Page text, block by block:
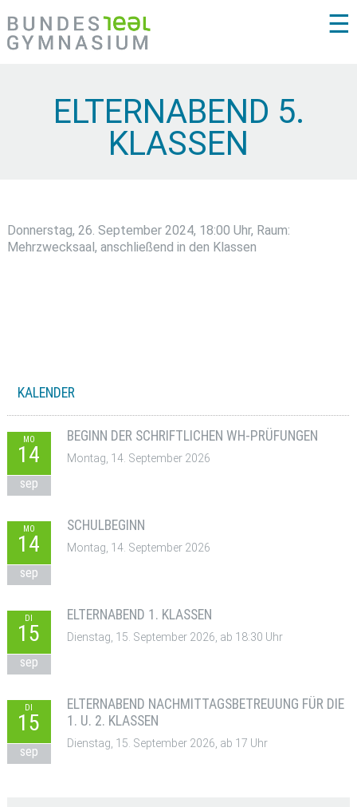
☰
ELTERNABEND 5.
KLASSEN
Donnerstag, 26. September 2024, 18:00 Uhr, Raum:
Mehrzwecksaal, anschließend in den Klassen
KALENDER
MO
14
sep
BEGINN DER SCHRIFTLICHEN WH-PRÜFUNGEN
Montag, 14. September 2026
MO
14
sep
SCHULBEGINN
Montag, 14. September 2026
DI
15
sep
ELTERNABEND 1. KLASSEN
Dienstag, 15. September 2026, ab 18:30 Uhr
DI
15
sep
ELTERNABEND NACHMITTAGSBETREUUNG FÜR DIE
1. U. 2. KLASSEN
Dienstag, 15. September 2026, ab 17 Uhr